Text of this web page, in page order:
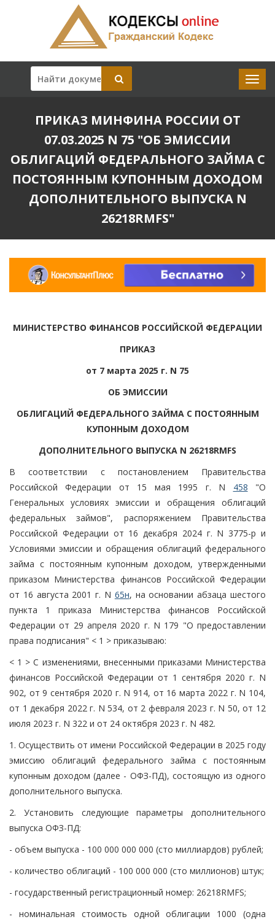
ПРИКАЗ МИНФИНА РОССИИ ОТ
07.03.2025 N 75 "ОБ ЭМИССИИ
ОБЛИГАЦИЙ ФЕДЕРАЛЬНОГО ЗАЙМА С
ПОСТОЯННЫМ КУПОННЫМ ДОХОДОМ
ДОПОЛНИТЕЛЬНОГО ВЫПУСКА N
26218RMFS"
МИНИСТЕРСТВО ФИНАНСОВ РОССИЙСКОЙ ФЕДЕРАЦИИ
ПРИКАЗ
от 7 марта 2025 г. N 75
ОБ ЭМИССИИ
ОБЛИГАЦИЙ ФЕДЕРАЛЬНОГО ЗАЙМА С ПОСТОЯННЫМ
КУПОННЫМ ДОХОДОМ
ДОПОЛНИТЕЛЬНОГО ВЫПУСКА N 26218RMFS
В соответствии с постановлением Правительства
Российской Федерации от 15 мая 1995 г. N 458 "О
Генеральных условиях эмиссии и обращения облигаций
федеральных займов", распоряжением Правительства
Российской Федерации от 16 декабря 2024 г. N 3775-р и
Условиями эмиссии и обращения облигаций федерального
займа с постоянным купонным доходом, утвержденными
приказом Министерства финансов Российской Федерации
от 16 августа 2001 г. N 65н, на основании абзаца шестого
пункта 1 приказа Министерства финансов Российской
Федерации от 29 апреля 2020 г. N 179 "О предоставлении
права подписания" < 1 > приказываю:
< 1 > С изменениями, внесенными приказами Министерства
финансов Российской Федерации от 1 сентября 2020 г. N
902, от 9 сентября 2020 г. N 914, от 16 марта 2022 г. N 104,
от 1 декабря 2022 г. N 534, от 2 февраля 2023 г. N 50, от 12
июля 2023 г. N 322 и от 24 октября 2023 г. N 482.
1. Осуществить от имени Российской Федерации в 2025 году
эмиссию облигаций федерального займа с постоянным
купонным доходом (далее - ОФЗ-ПД), состоящую из одного
дополнительного выпуска.
2. Установить следующие параметры дополнительного
выпуска ОФЗ-ПД:
- объем выпуска - 100 000 000 000 (сто миллиардов) рублей;
- количество облигаций - 100 000 000 (сто миллионов) штук;
- государственный регистрационный номер: 26218RMFS;
- номинальная стоимость одной облигации 1000 (одна